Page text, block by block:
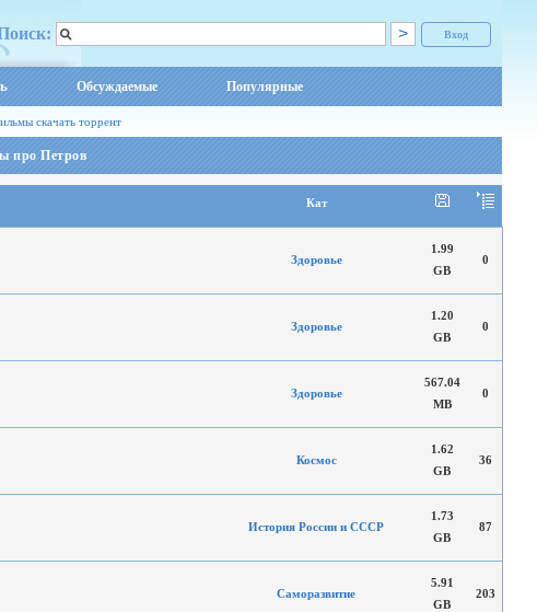
Вход
Обсуждаемые Популярные
скачать торрент
про Петров
Кат
Здоровье
1.99
GB
0
Здоровье
1.20
GB
0
Здоровье
567.04
MB
0
Космос
1.62
GB
36
История России и СССР
1.73
GB
87
Саморазвитие
5.91
GB
203